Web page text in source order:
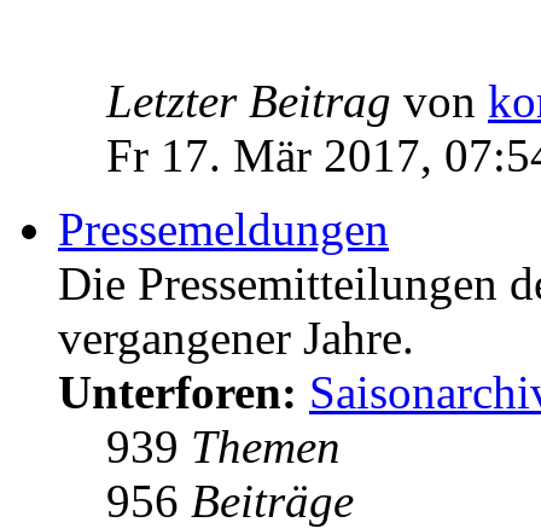
Letzter Beitrag von
Fr 17. Mär 2017,
Pressemeldungen
Die Pressemitteilungen
vergangener Jahre.
Unterforen:
939 Themen
956 Beiträge